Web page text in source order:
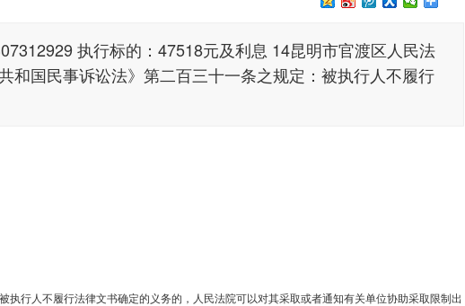
执行标的：47518元及利息 14昆明市官渡区人民法
和国民事诉讼法》第二百三十一条之规定：被执行人不履行
行人不履行法律文书确定的义务的，人民法院可以对其采取或者通知有关单位协助采取限制出